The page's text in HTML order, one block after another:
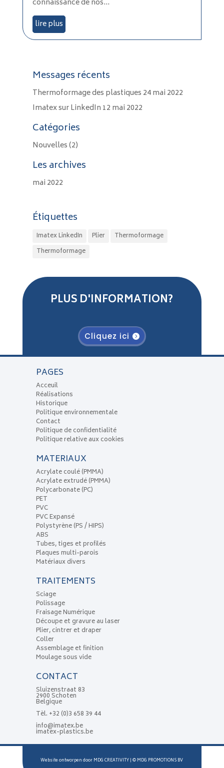
connaissance de nos...
lire plus
Messages récents
Thermoformage des plastiques 24 mai 2022
Imatex sur LinkedIn 12 mai 2022
Catégories
Nouvelles(2)
Les archives
mai 2022
Étiquettes
Imatex LinkedIn Plier
Thermoformage
Thermoformage
PLUS D'INFORMATION?
Cliquez ici
PAGES
Acceuil
Réalisations
Historique
Politique environnementale
Contact
Politique de confidentialité
Politique relative aux cookies
MATERIAUX
Acrylate coulé (PMMA)
Acrylate extrudé (PMMA)
Polycarbonate (PC)
PET
PVC
PVC Expansé
Polystyrène (PS / HIPS)
ABS
Tubes, tiges et profilés
Plaques multi-parois
Matériaux divers
TRAITEMENTS
Sciage
Polissage
Fraisage Numérique
Découpe et gravure au laser
Plier, cintrer et draper
Coller
Assemblage et finition
Moulage sous vide
CONTACT
Sluizenstraat 83
2900 Schoten
Belgique
Tèl. +32 (0)3 658 39 44
info@imatex.be
imatex-plastics.be
Website ontworpen door MDG CREATIVITY | © MDG PROMOTIONS BV